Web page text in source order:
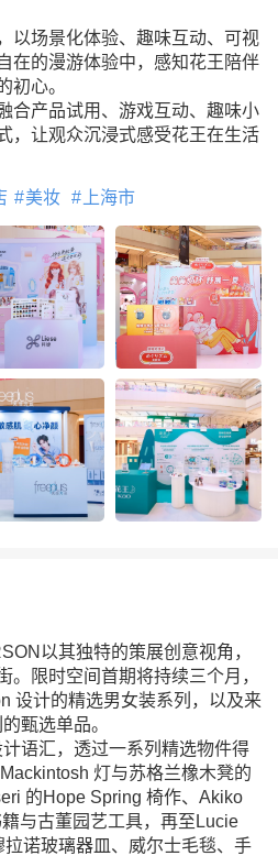
以场景化体验、趣味互动、可视
在的漫游体验中，感知花王陪伴
初心。
合产品试用、游戏互动、趣味小
，让观众沉浸式感受花王在生活
美妆 上海市
以其独特的策展创意视角，
。限时空间首期将持续三个月，
设计的精选男女装系列，以及来
甄选单品。
语汇，透过一系列精选物件得
灯与苏格兰橡木凳的
的Hope Spring 椅作、Akiko
与古董园艺工具，再至Lucie
诺玻璃器皿、威尔士毛毯、手